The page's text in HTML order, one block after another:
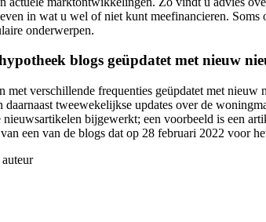
in wat u wel of niet kunt meefinancieren. Soms
onderwerpen.
blogs geüpdatet met nieuw
met verschillende frequenties geüpdatet met
daarnaast tweewekelijkse updates over de
bijgewerkt; een voorbeeld is een
een van de blogs dat op 28 februari 2022 voor